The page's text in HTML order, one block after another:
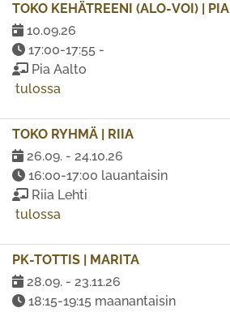
TOKO KEHÄTREENI (ALO-VOI) | PIA
10.09.26
17:00-17:55 -
Pia Aalto
tulossa
TOKO RYHMÄ | RIIA
26.09. - 24.10.26
16:00-17:00 lauantaisin
Riia Lehti
tulossa
PK-TOTTIS | MARITA
28.09. - 23.11.26
18:15-19:15 maanantaisin